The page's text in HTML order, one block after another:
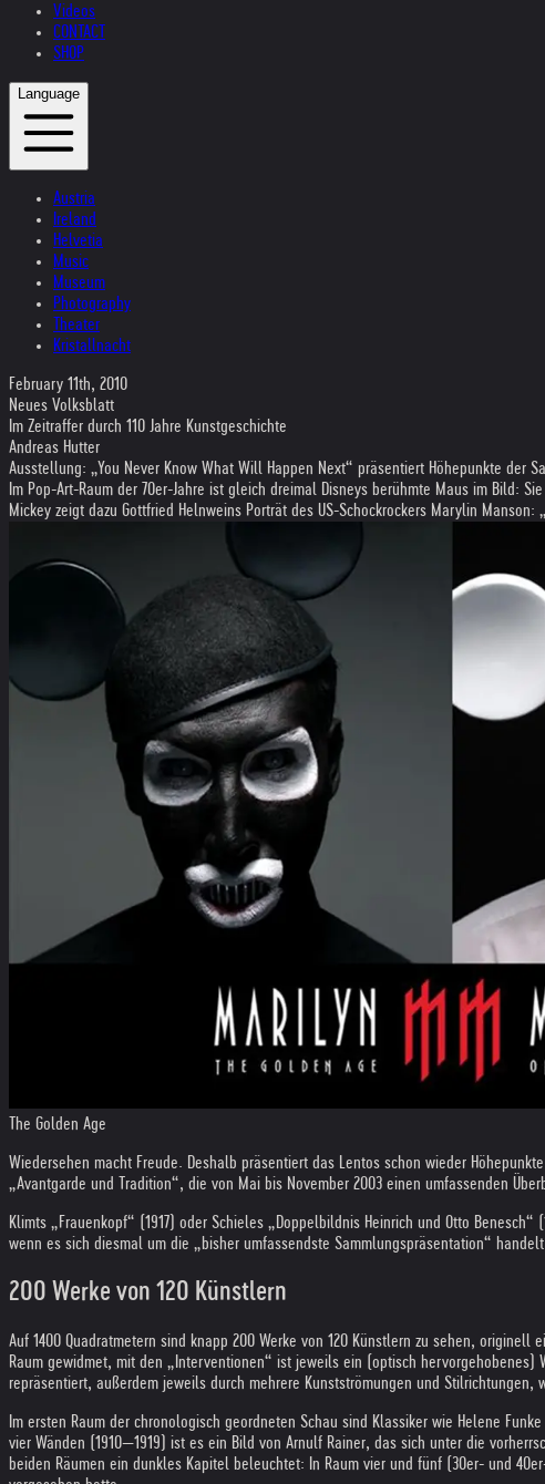
Videos
CONTACT
SHOP
Language
Austria
Ireland
Helvetia
Music
Museum
Photography
Theater
Kristallnacht
February 11th, 2010
Neues Volksblatt
Im Zeitraffer durch 110 Jahre Kunstgeschichte
Andreas Hutter
Ausstellung: „You Never Know What Will Happen Next“ präsentiert Höhepunkte der
Im Pop-Art-Raum der 70er-Jahre ist gleich dreimal Disneys berühmte Maus im Bild:
Mickey zeigt dazu Gottfried Helnweins Porträt des US-Schockrockers Marylin Manson:
The Golden Age
Wiedersehen macht Freude. Deshalb präsentiert das Lentos schon wieder
„Avantgarde und Tradition“, die von Mai bis November 2003 einen umfassenden
Klimts „Frauenkopf“ (1917) oder Schieles „Doppelbildnis Heinrich und Otto
wenn es sich diesmal um die „bisher umfassendste Sammlungspräsentation“
200 Werke von 120 Künstlern
Auf 1400 Quadratmetern sind knapp 200 Werke von 120 Künstlern zu sehen,
Raum gewidmet, mit den „Interventionen“ ist jeweils ein (optisch
repräsentiert, außerdem jeweils durch mehrere Kunstströmungen und
Im ersten Raum der chronologisch geordneten Schau sind Klassiker wie Helene
vier Wänden (1910—1919) ist es ein Bild von Arnulf Rainer, das sich unter die
beiden Räumen ein dunkles Kapitel beleuchtet: In Raum vier und fünf (30er- und